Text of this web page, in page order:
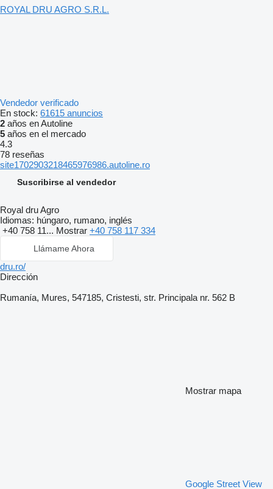
ROYAL DRU AGRO S.R.L.
Vendedor verificado
En stock: 61615 anuncios
2 años en Autoline
5 años en el mercado
4.3
78 reseñas
site1702903218465976986.autoline.ro
Suscribirse al vendedor
Royal dru Agro
Idiomas: húngaro, rumano, inglés
+40 758 11... Mostrar +40 758 117 334
Llámame Ahora
dru.ro/
Dirección
Rumanía, Mures, 547185, Cristesti, str. Principala nr. 562 B
Mostrar mapa
Google Street View